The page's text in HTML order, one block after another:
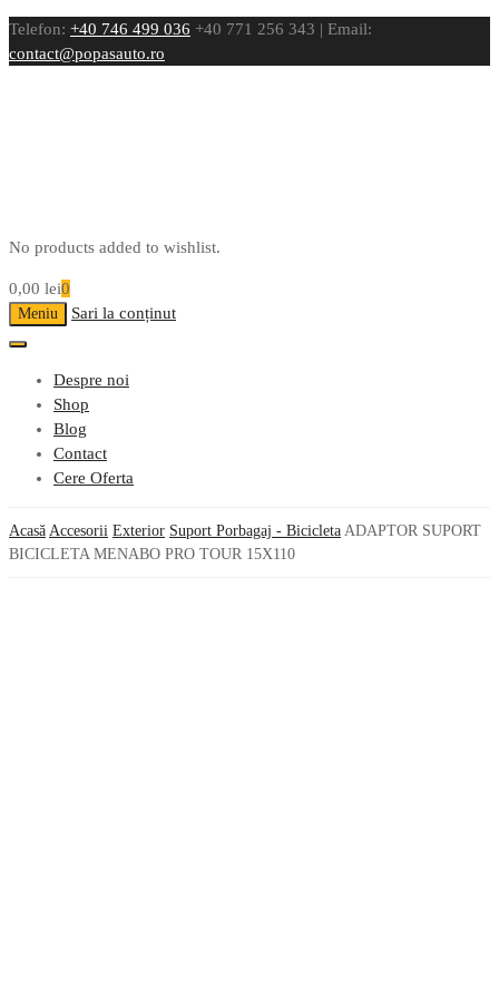
Telefon: +40 746 499 036 +40 771 256 343 | Email:
contact@popasauto.ro
No products added to wishlist.
0,00 lei0
Meniu Sari la conținut
Despre noi
Shop
Blog
Contact
Cere Oferta
Acasă Accesorii Exterior Suport Porbagaj - Bicicleta ADAPTOR SUPORT
BICICLETA MENABO PRO TOUR 15X110